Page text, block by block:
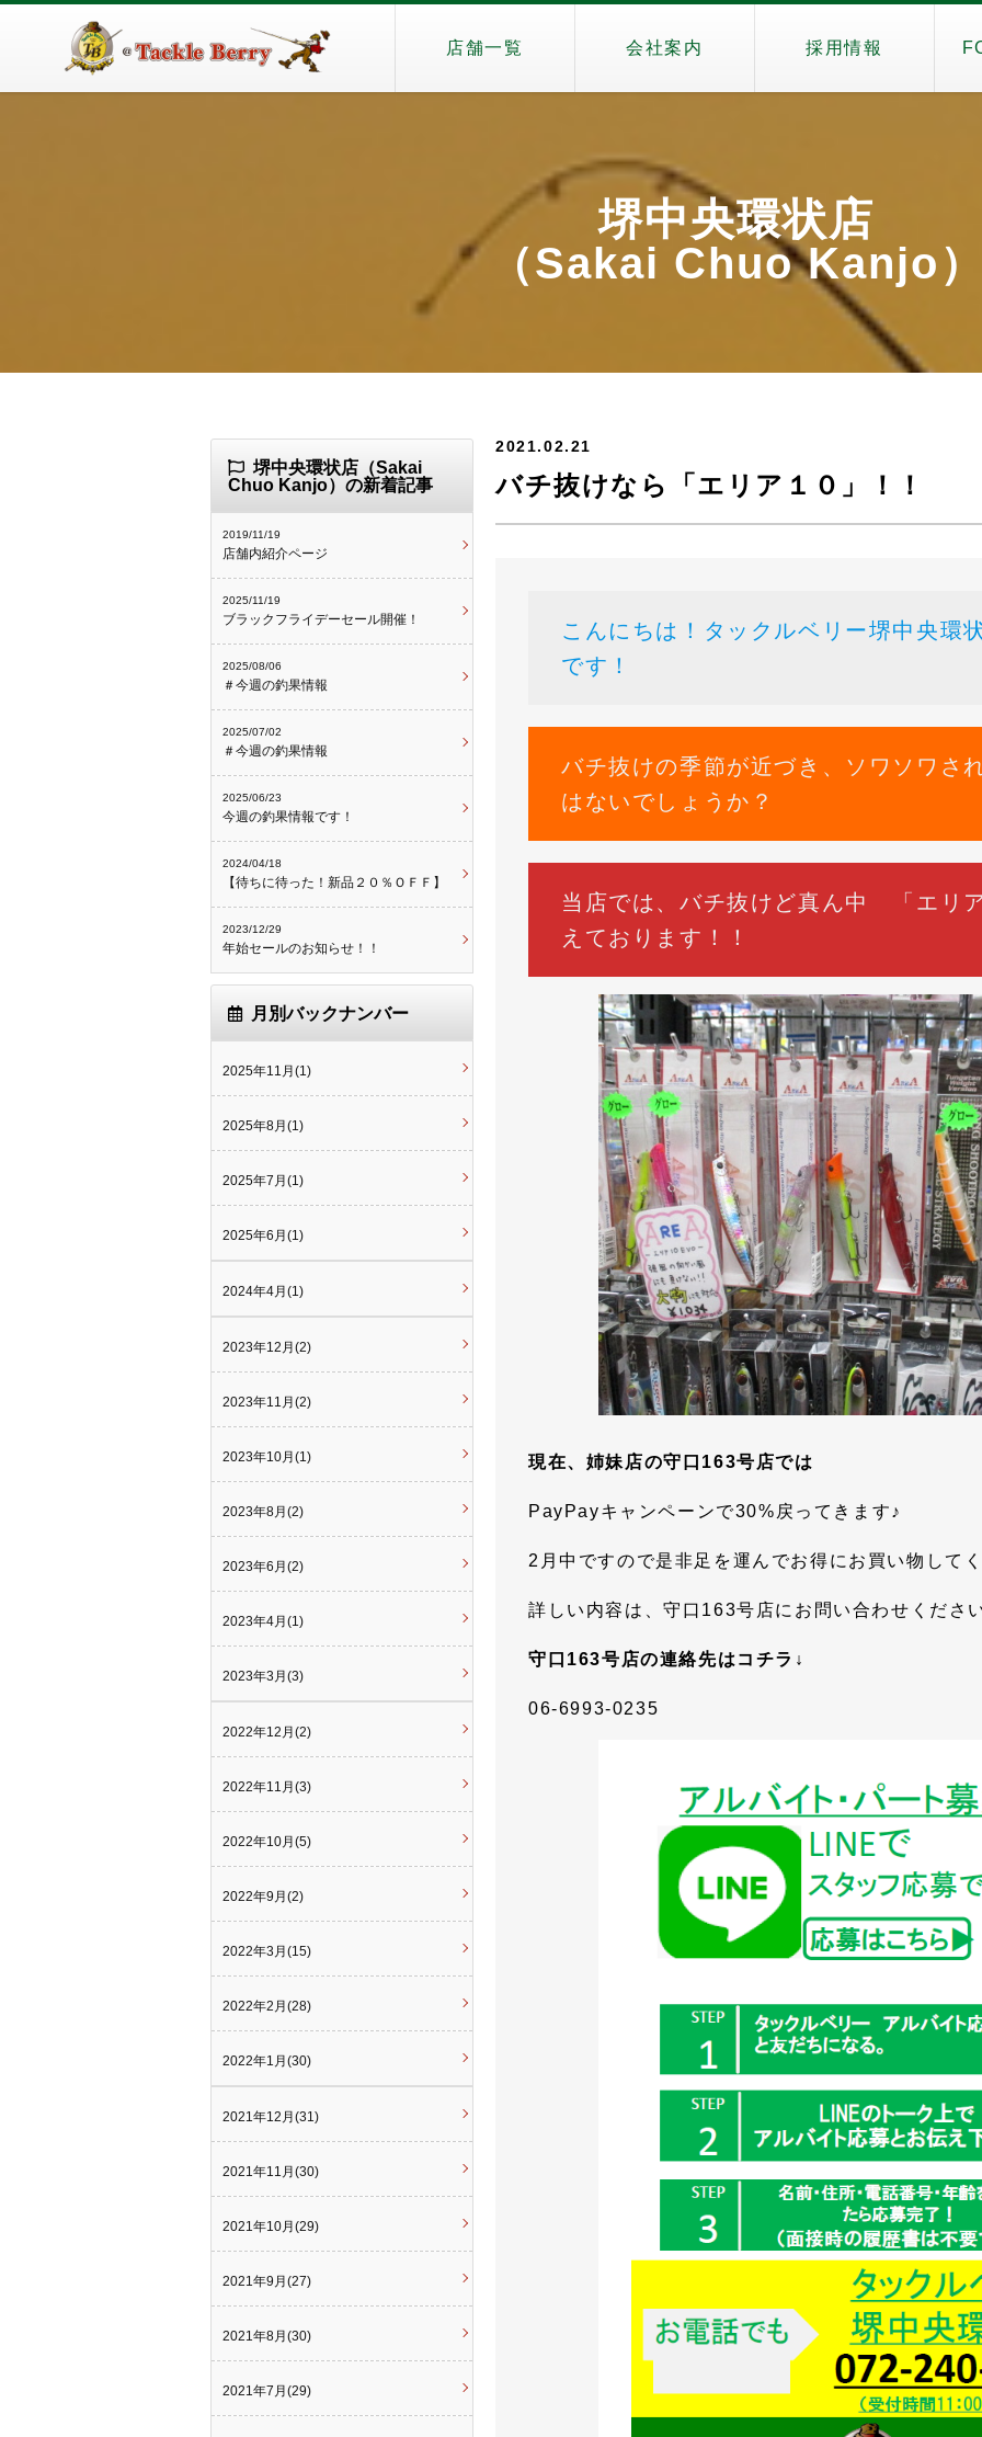
店舗一覧 会社案内 採用情報
堺中央環状店
（Sakai Chuo Kanjo
2021.02.21
バチ抜けなら「エリア１０」！！
こんにちは！タックルベリー堺中央環
です！
バチ抜けの季節が近づき、ソワソワさ
はないでしょうか？
当店では、バチ抜けど真ん中 「エリ
えております！！
現在、姉妹店の守口163号店では
PayPayキャンペーンで30%戻ってきます♪
2月中ですので是非足を運んでお得にお買い物して
詳しい内容は、守口163号店にお問い合わせくださ
守口163号店の連絡先はコチラ↓
06-6993-0235
堺中央環状店（Sakai
Chuo Kanjo）の新着記事
2019/11/19
店舗内紹介ページ
2025/11/19
ブラックフライデーセール開催！
2025/08/06
＃今週の釣果情報
2025/07/02
＃今週の釣果情報
2025/06/23
今週の釣果情報です！
2024/04/18
【待ちに待った！新品２０％ＯＦＦ】
2023/12/29
年始セールのお知らせ！！
月別バックナンバー
2025年11月(1)
2025年8月(1)
2025年7月(1)
2025年6月(1)
2024年4月(1)
2023年12月(2)
2023年11月(2)
2023年10月(1)
2023年8月(2)
2023年6月(2)
2023年4月(1)
2023年3月(3)
2022年12月(2)
2022年11月(3)
2022年10月(5)
2022年9月(2)
2022年3月(15)
2022年2月(28)
2022年1月(30)
2021年12月(31)
2021年11月(30)
2021年10月(29)
2021年9月(27)
2021年8月(30)
2021年7月(29)